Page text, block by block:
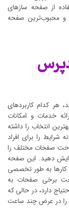
از صفحه سازهای
و محبوب‌ترین صفحه
هر کدام کاربردهای
خدمات و امکانات
انتخاب را داشته
را برای افراد
راحت صفحات مختلف را
دهید. این صفحه
کارها به طور تخصصی
برخی صفحات به
دارد، در حالی که
را در عرض چند ساعت